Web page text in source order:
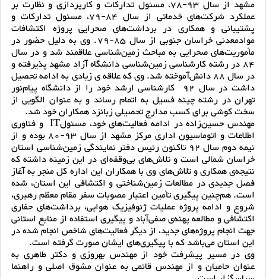
مشهد از سال 93-78، مسئول تدارکات و کارپردازی و نظارت بر
عملکرد شرکت‌های خدماتی از سال 84-79، مسئول تدارکات و
پشتیبانی و همکاری در برداشت‌های صحرایی پروژه اکتشافات
موادمعدنی خراسان جنوبی از سال 85-79. وی به دلیل حضور در
مأموریت‌های صحرایی به مباحث زمین‌شناسی علاقمند شد و در سال
84 در رشته کارشناسی زمین‌شناسی دانشگاه آزاد مشهد پذیرفته و
در سال 88 دانش‌آموخته شد. وی که علاقه ی زیادی به ادامه تحصیل
داشت در سال 92 کارشناسی ارشد خود را از دانشگاه پیام‌نور
تهران در رشته چینه فسیل به اتمام رساند و به عنوان الگویی از
سخت کوشی برای کسب مدارج تحصیلی زبانزد همکاران خود شد.
مهندس حسین‌زاده در ادامه فعالیت‌های خود، مسئولIT و فناوری
اطلاعات و اتوماسیون اداری مرکز مشهد از سال 93-80 بوده و از
نیمه دوم سال 92 تاکنون رئیس دفتر نمایندگی زمین‌شناسی استان
خراسان شمالی است و تلاش‌های بی‌وقفه‌ای در این زمینه داشته که
نتیجه‌ی همکاری و تلاش‌های وی با همکاران این اداره کل منجر به آغاز
فصل جدیدی در مطالعات زمین‌شناختی و اکتشافی این استان، شده
است. هم‌چنین پیگیری تأمین اعتبار مصوبات سفر مقام معظم رهبری،
شروع و ادامه پروژه عملیات ژئوفیزیک هوایی، برداشت‌های حفاری
اکتشافی و مطالعه پهنه‌ی صفی‌آباد و پیگیری استفاده از منابع استانی
جهت انجام پروژه‌های جدید، از دیگر فعالیت‌های شاخص انجام شده در
این استان می‌باشد که با پیگیری‌های ایشان صورت گرفته است.
وی در مسیر پیشرفت خود از مهندس بهروزی و ‌دکتر طاهری به
عنوان حامیان و از مهندس قائمی به عنوان مشوق اصلی و راهنما